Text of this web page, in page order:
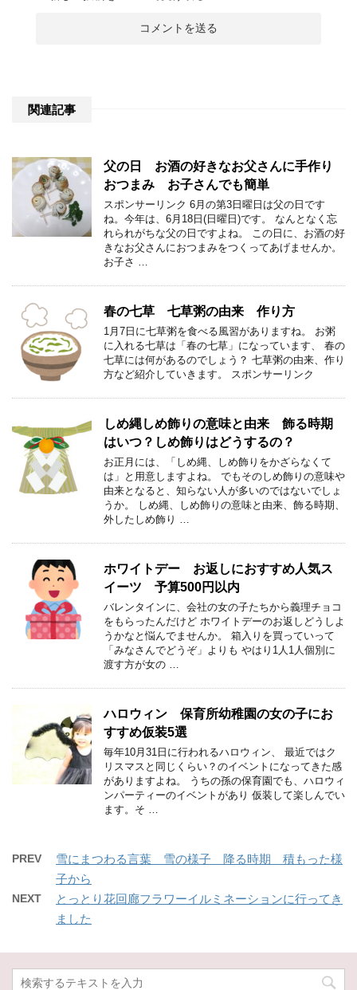
関連記事
父の日 お酒の好きなお父さんに手作り
おつまみ お子さんでも簡単
スポンサーリンク 6月の第3日曜日は父の日です
ね。今年は、6月18日(日曜日)です。 なんとなく忘
れられがちな父の日ですよね。 この日に、お酒の好
きなお父さんにおつまみをつくってあげませんか。
お子さ …
春の七草 七草粥の由来 作り方
1月7日に七草粥を食べる風習がありますね。 お粥
に入れる七草は「春の七草」になっています、 春の
七草には何があるのでしょう？ 七草粥の由来、作り
方など紹介していきます。 スポンサーリンク
しめ縄しめ飾りの意味と由来 飾る時期
はいつ？しめ飾りはどうするの？
お正月には、「しめ縄、しめ飾りをかざらなくて
は」と用意しますよね。 でもそのしめ飾りの意味や
由来となると、知らない人が多いのではないでしょ
うか。 しめ縄、しめ飾りの意味と由来、飾る時期、
外したしめ飾り …
ホワイトデー お返しにおすすめ人気ス
イーツ 予算500円以内
バレンタインに、会社の女の子たちから義理チョコ
をもらったんだけど ホワイトデーのお返しどうしよ
うかなと悩んでませんか。 箱入りを買っていって
「みなさんでどうぞ」よりも やはり1人1人個別に
渡す方が女の …
ハロウィン 保育所幼稚園の女の子にお
すすめ仮装5選
毎年10月31日に行われるハロウィン、 最近ではク
リスマスと同じくらい？のイベントになってきた感
がありますよね。 うちの孫の保育園でも、ハロウィ
ンパーティーのイベントがあり 仮装して楽しんでい
ます。そ …
PREV
雪にまつわる言葉 雪の様子 降る時期 積もった様
子から
NEXT
とっとり花回廊フラワーイルミネーションに行ってき
ました